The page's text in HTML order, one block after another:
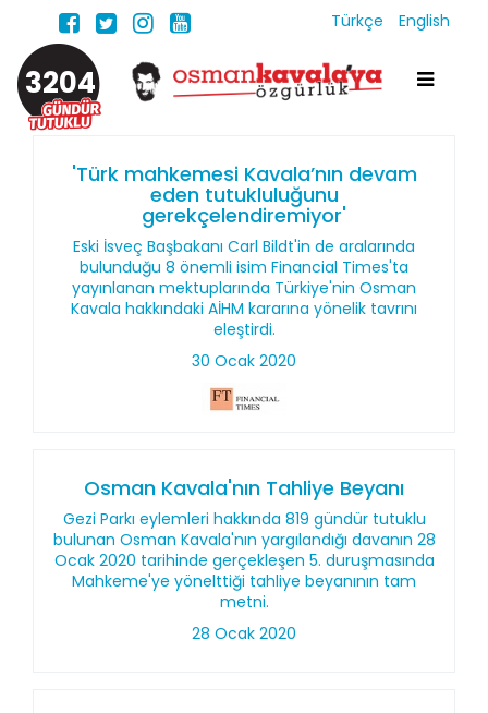
Türkçe English
3204
'Türk mahkemesi Kavala’nın devam
eden tutukluluğunu
gerekçelendiremiyor'
Eski İsveç Başbakanı Carl Bildt'in de aralarında
bulunduğu 8 önemli isim Financial Times'ta
yayınlanan mektuplarında Türkiye'nin Osman
Kavala hakkındaki AİHM kararına yönelik tavrını
eleştirdi.
30 Ocak 2020
Osman Kavala'nın Tahliye Beyanı
Gezi Parkı eylemleri hakkında 819 gündür tutuklu
bulunan Osman Kavala'nın yargılandığı davanın 28
Ocak 2020 tarihinde gerçekleşen 5. duruşmasında
Mahkeme'ye yönelttiği tahliye beyanının tam
metni.
28 Ocak 2020